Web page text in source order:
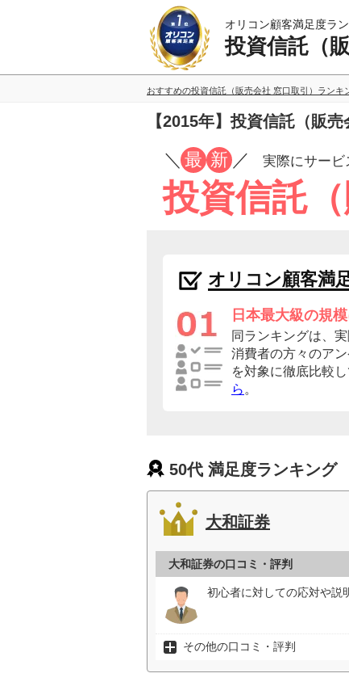
オリコン顧客満足度ラ
投資信託（
おすすめの投資信託（販売会社 窓口取引）ランキ
【2015年】投資信託（販
／ 最 新 ／ 実際にサービ
投資信託
オリコン顧客満
日本最大級の規
同ランキングは、
消費者の方々のア
を対象に徹底比較
ら 。
50代 満足度ランキング
大和証券
大和証券の口コミ・評判
初心者に対しての応対や説
その他の口コミ・評判